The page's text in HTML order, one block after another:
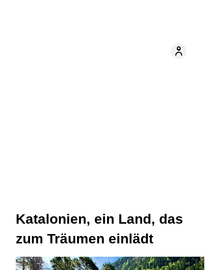
Katalonien, ein Land, das
zum Träumen einlädt